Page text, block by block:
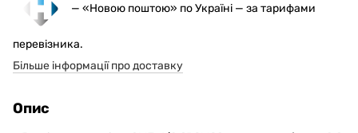
— «Новою поштою» по Україні — за тарифами
перевізника.
Більше інформації про доставку
Опис